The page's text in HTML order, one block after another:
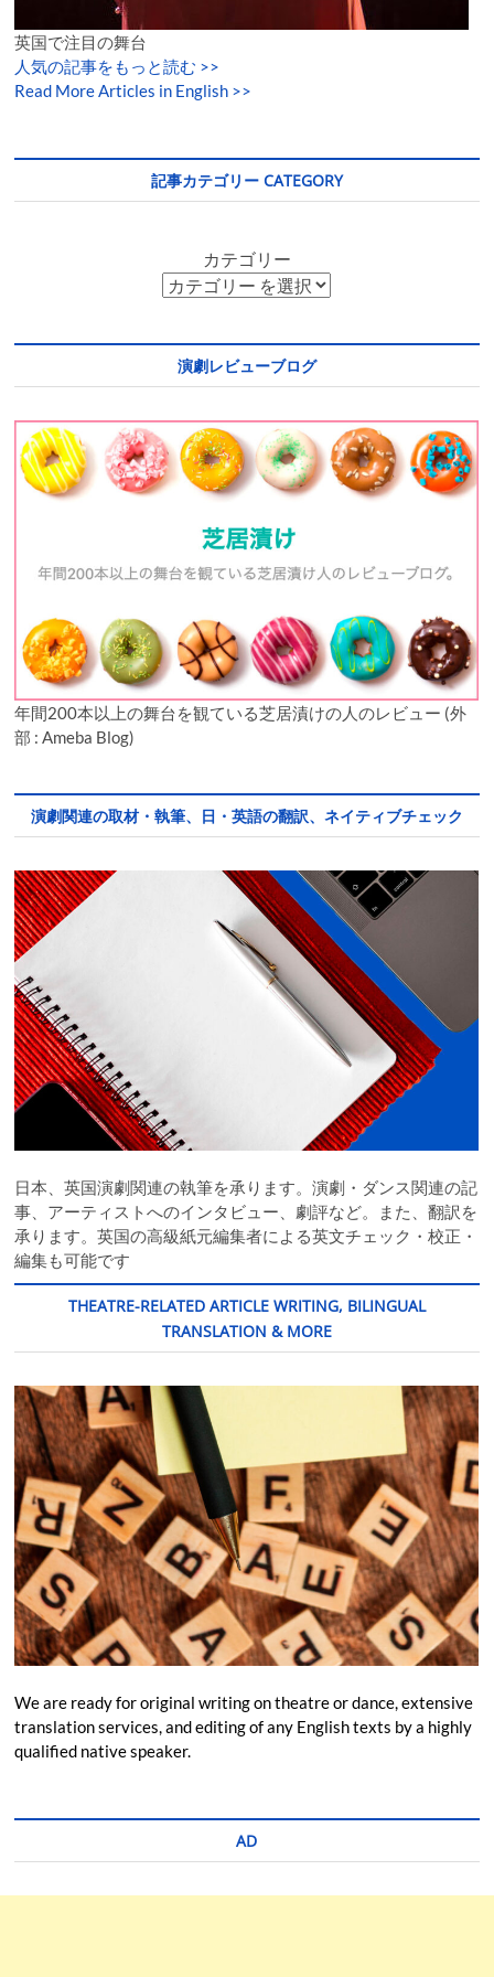
英国で注目の舞台
人気の記事をもっと読む >>
Read More Articles in English >>
記事カテゴリー CATEGORY
カテゴリー
演劇レビューブログ
年間200本以上の舞台を観ている芝居漬けの人のレビュー (外
部 : Ameba Blog)
演劇関連の取材・執筆、日・英語の翻訳、ネイティブチェック
日本、英国演劇関連の執筆を承ります。演劇・ダンス関連の記
事、アーティストへのインタビュー、劇評など。また、翻訳を
承ります。英国の高級紙元編集者による英文チェック・校正・
編集も可能です
THEATRE-RELATED ARTICLE WRITING, BILINGUAL
TRANSLATION & MORE
We are ready for original writing on theatre or dance, extensive
translation services, and editing of any English texts by a highly
qualified native speaker.
AD